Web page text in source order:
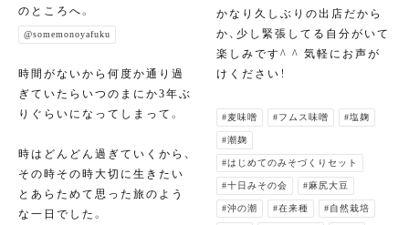
のところへ。
@somemonoyafuku
時間がないから何度か通り過
ぎていたらいつのまにか3年ぶ
りぐらいになってしまって。
時はどんどん過ぎていくから、
その時その時大切に生きたい
とあらためて思った旅のよう
な一日でした。
かなり久しぶりの出店だから
か、少し緊張してる自分がいて
楽しみです^ ^ 気軽にお声が
けください！
#麦味噌 #フムス味噌 #塩麹
#潮麹
#はじめてのみそづくりセット
#十日みその会 #麻尻大豆
#沖の潮 #在来種 #自然栽培